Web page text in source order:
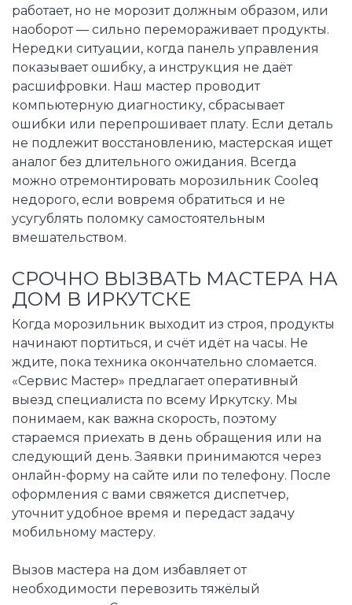
работает, но не морозит должным образом, или
наоборот — сильно перемораживает продукты.
Нередки ситуации, когда панель управления
показывает ошибку, а инструкция не даёт
расшифровки. Наш мастер проводит
компьютерную диагностику, сбрасывает
ошибки или перепрошивает плату. Если деталь
не подлежит восстановлению, мастерская ищет
аналог без длительного ожидания. Всегда
можно отремонтировать морозильник Cooleq
недорого, если вовремя обратиться и не
усугублять поломку самостоятельным
вмешательством.
СРОЧНО ВЫЗВАТЬ МАСТЕРА НА
ДОМ В ИРКУТСКЕ
Когда морозильник выходит из строя, продукты
начинают портиться, и счёт идёт на часы. Не
ждите, пока техника окончательно сломается.
«Сервис Мастер» предлагает оперативный
выезд специалиста по всему Иркутску. Мы
понимаем, как важна скорость, поэтому
стараемся приехать в день обращения или на
следующий день. Заявки принимаются через
онлайн-форму на сайте или по телефону. После
оформления с вами свяжется диспетчер,
уточнит удобное время и передаст задачу
мобильному мастеру.
Вызов мастера на дом избавляет от
необходимости перевозить тяжёлый